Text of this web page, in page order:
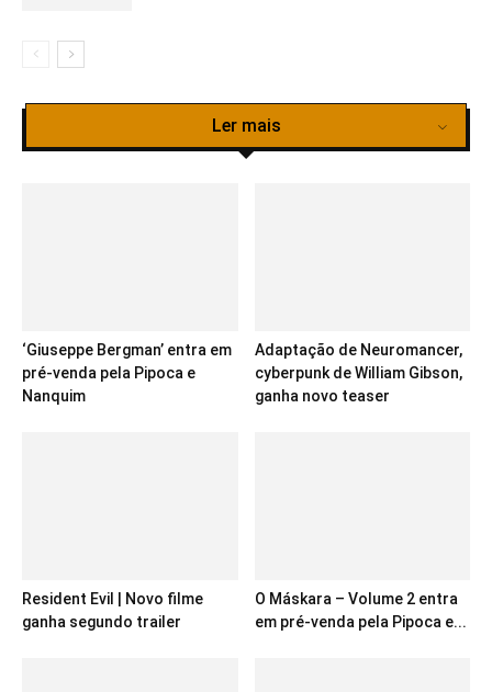
Ler mais
‘Giuseppe Bergman’ entra em
pré-venda pela Pipoca e
Nanquim
Adaptação de Neuromancer,
cyberpunk de William Gibson,
ganha novo teaser
Resident Evil | Novo filme
ganha segundo trailer
O Máskara – Volume 2 entra
em pré-venda pela Pipoca e...